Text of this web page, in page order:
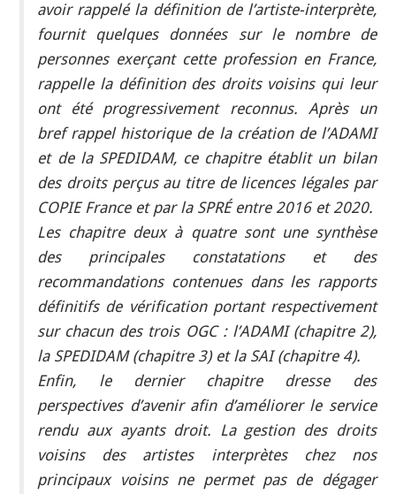
avoir rappelé la définition de l’artiste-interprète,
fournit quelques données sur le nombre de
personnes exerçant cette profession en France,
rappelle la définition des droits voisins qui leur
ont été progressivement reconnus. Après un
bref rappel historique de la création de l’ADAMI
et de la SPEDIDAM, ce chapitre établit un bilan
des droits perçus au titre de licences légales par
COPIE France et par la SPRÉ entre 2016 et 2020.
Les chapitre deux à quatre sont une synthèse
des principales constatations et des
recommandations contenues dans les rapports
définitifs de vérification portant respectivement
sur chacun des trois OGC : l’ADAMI (chapitre 2),
la SPEDIDAM (chapitre 3) et la SAI (chapitre 4).
Enfin, le dernier chapitre dresse des
perspectives d’avenir afin d’améliorer le service
rendu aux ayants droit. La gestion des droits
voisins des artistes interprètes chez nos
principaux voisins ne permet pas de dégager